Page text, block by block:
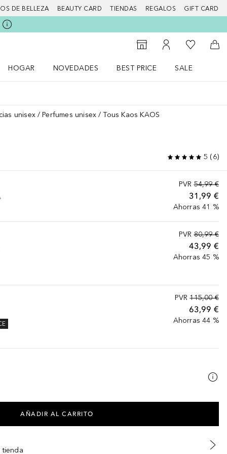
DE BELLEZA BEAUTY CARD TIENDAS REGALOS GIFT CARD
Al Storefinder
Mi cuenta
Mi lista de
A
HOGAR
NOVEDADES
BEST PRICE
SALE
unisex Perfumes unisex Tous Kaos KAOS
5 (6)
PVR 54,99 €
31,99 €
Ahorras 41 %
PVR 80,99 €
43,99 €
Ahorras 45 %
PVR 115,00 €
63,99 €
Ahorras 44 %
AÑADIR AL CARRITO
tienda